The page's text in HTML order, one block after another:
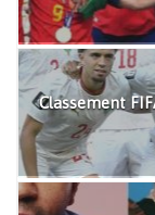
Classement